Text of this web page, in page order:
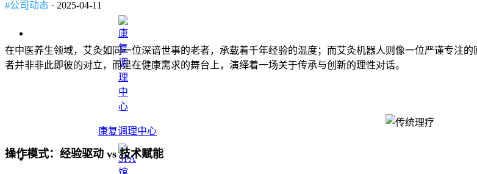
康复调理中心
#公司动态 · 2025-04-11
在中医养生领域，艾灸如同一位深谙世事的老者，承载着千年经验的温度；而艾灸机器人则像一位严谨专注的
者并非非此即彼的对立，而是在健康需求的舞台上，演绎着一场关于传承与创新的理性对话。
操作模式：经验驱动 vs 技术赋能